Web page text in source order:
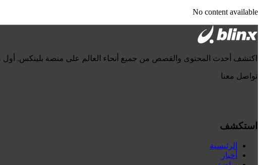
No content available
اكتشف أحدث المحتوى والقصص من جميع أنحاء العالم على منصة بلينكس.
تواصل معنا
استكشف
الرئيسية
أخبار